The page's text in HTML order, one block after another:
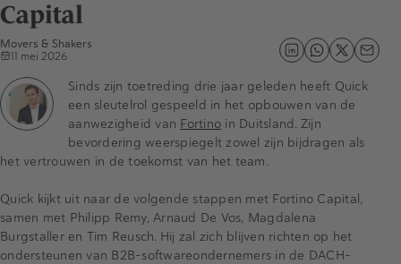
Capital
Movers & Shakers
11 mei 2026
Sinds zijn toetreding drie jaar geleden heeft Quick
een sleutelrol gespeeld in het opbouwen van de
aanwezigheid van Fortino in Duitsland. Zijn
bevordering weerspiegelt zowel zijn bijdragen als
het vertrouwen in de toekomst van het team.
Quick kijkt uit naar de volgende stappen met Fortino Capital,
samen met Philipp Remy, Arnaud De Vos, Magdalena
Burgstaller en Tim Reusch. Hij zal zich blijven richten op het
ondersteunen van B2B-softwareondernemers in de DACH-